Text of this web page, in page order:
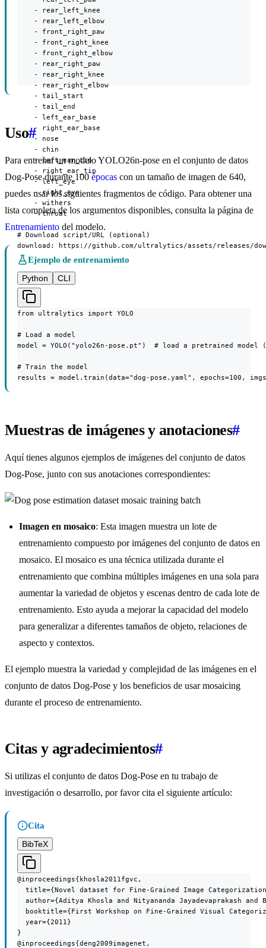
    - rear_left_knee
    - rear_left_elbow
    - front_right_paw
    - front_right_knee
    - front_right_elbow
    - rear_right_paw
    - rear_right_knee
    - rear_right_elbow
    - tail_start
    - tail_end
    - left_ear_base
    - right_ear_base
    - nose
    - chin
    - left_ear_tip
    - right_ear_tip
    - left_eye
    - right_eye
    - withers
    - throat
# Download script/URL (optional)
download: https://github.com/ultralytics/assets/releases/
Uso#
Para entrenar un modelo YOLO26n-pose en el conjunto de datos
Dog-Pose durante 100 épocas con un tamaño de imagen de 640,
puedes usar los siguientes fragmentos de código. Para obtener una
lista completa de los argumentos disponibles, consulta la página de
Entrenamiento del modelo.
Ejemplo de entrenamiento
Python
CLI
from ultralytics import YOLO
# Load a model
model = YOLO("yolo26n-pose.pt")  # load a pretrained model
# Train the model
results = model.train(data="dog-pose.yaml", epochs=100,
Muestras de imágenes y anotaciones#
Aquí tienes algunos ejemplos de imágenes del conjunto de datos
Dog-Pose, junto con sus anotaciones correspondientes:
Imagen en mosaico: Esta imagen muestra un lote de
entrenamiento compuesto por imágenes del conjunto de datos en
mosaico. El mosaico es una técnica utilizada durante el
entrenamiento que combina múltiples imágenes en una sola para
aumentar la variedad de objetos y escenas dentro de cada lote de
entrenamiento. Esto ayuda a mejorar la capacidad del modelo
para generalizar a diferentes tamaños de objeto, relaciones de
aspecto y contextos.
El ejemplo muestra la variedad y complejidad de las imágenes en el
conjunto de datos Dog-Pose y los beneficios de usar mosaicing
durante el proceso de entrenamiento.
Citas y agradecimientos#
Si utilizas el conjunto de datos Dog-Pose en tu trabajo de
investigación o desarrollo, por favor cita el siguiente artículo:
Cita
BibTeX
@inproceedings{khosla2011fgvc,
title={Novel dataset for Fine-Grained Image
author={Aditya Khosla and Nityananda Jayadevaprakash and
booktitle={First Workshop on Fine-Grained Visual
  year={2011}
}
@inproceedings{deng2009imagenet,